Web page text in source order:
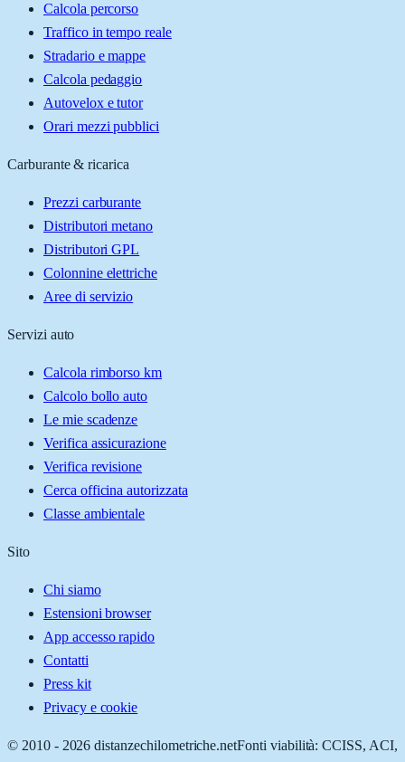
Calcola percorso
Traffico in tempo reale
Stradario e mappe
Calcola pedaggio
Autovelox e tutor
Orari mezzi pubblici
Carburante & ricarica
Prezzi carburante
Distributori metano
Distributori GPL
Colonnine elettriche
Aree di servizio
Servizi auto
Calcola rimborso km
Calcolo bollo auto
Le mie scadenze
Verifica assicurazione
Verifica revisione
Cerca officina autorizzata
Classe ambientale
Sito
Chi siamo
Estensioni browser
App accesso rapido
Contatti
Press kit
Privacy e cookie
© 2010 - 2026 distanzechilometriche.netFonti viabilità: CCISS, ACI,